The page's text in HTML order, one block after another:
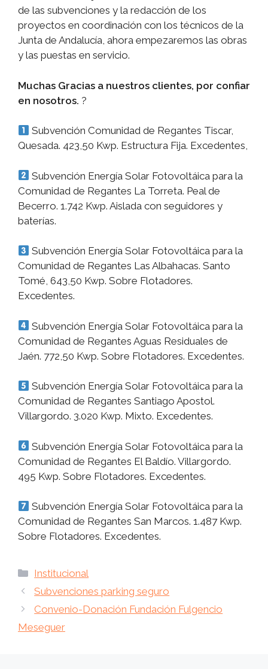
de las subvenciones y la redacción de los
proyectos en coordinación con los técnicos de la
Junta de Andalucía, ahora empezaremos las obras
y las puestas en servicio.
Muchas Gracias a nuestros clientes, por confiar
en nosotros. ?
Subvención Comunidad de Regantes Tiscar,
Quesada. 423,50 Kwp. Estructura Fija. Excedentes,
Subvención Energía Solar Fotovoltáica para la
Comunidad de Regantes La Torreta. Peal de
Becerro. 1.742 Kwp. Aislada con seguidores y
baterías.
Subvención Energía Solar Fotovoltáica para la
Comunidad de Regantes Las Albahacas. Santo
Tomé, 643,50 Kwp. Sobre Flotadores.
Excedentes.
Subvención Energía Solar Fotovoltáica para la
Comunidad de Regantes Aguas Residuales de
Jaén. 772,50 Kwp. Sobre Flotadores. Excedentes.
Subvención Energía Solar Fotovoltáica para la
Comunidad de Regantes Santiago Apostol.
Villargordo. 3.020 Kwp. Mixto. Excedentes.
Subvención Energía Solar Fotovoltáica para la
Comunidad de Regantes El Baldío. Villargordo.
495 Kwp. Sobre Flotadores. Excedentes.
Subvención Energía Solar Fotovoltáica para la
Comunidad de Regantes San Marcos. 1.487 Kwp.
Sobre Flotadores. Excedentes.
Categorías
Institucional
Subvenciones parking seguro
Convenio-Donación Fundación Fulgencio
Meseguer